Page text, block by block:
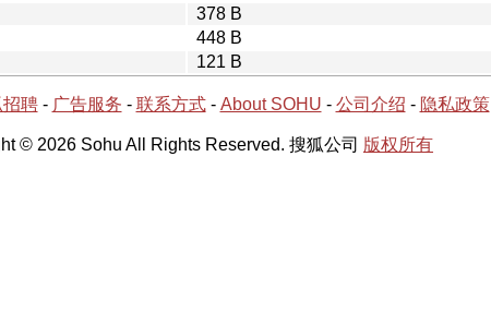
378 B
448 B
121 B
聘- 广告服务 - 联系方式- About SOHU - 公司介绍 - 隐私政策
© 2026 Sohu All Rights Reserved. 搜狐公司 版权所有